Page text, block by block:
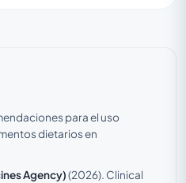
para el uso
dietarios en
Agency)(2026). Clinical